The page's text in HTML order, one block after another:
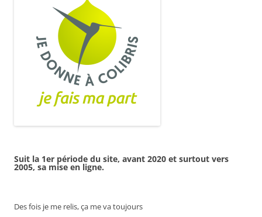
Suit la 1er période du site, avant 2020 et surtout vers
2005, sa mise en ligne.
Des fois je me relis, ça me va toujours